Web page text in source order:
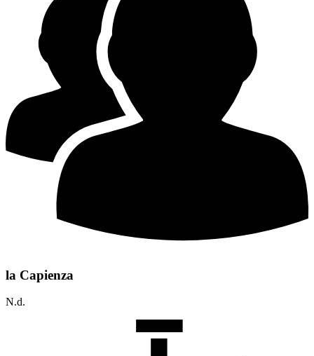
la Capienza
N.d.